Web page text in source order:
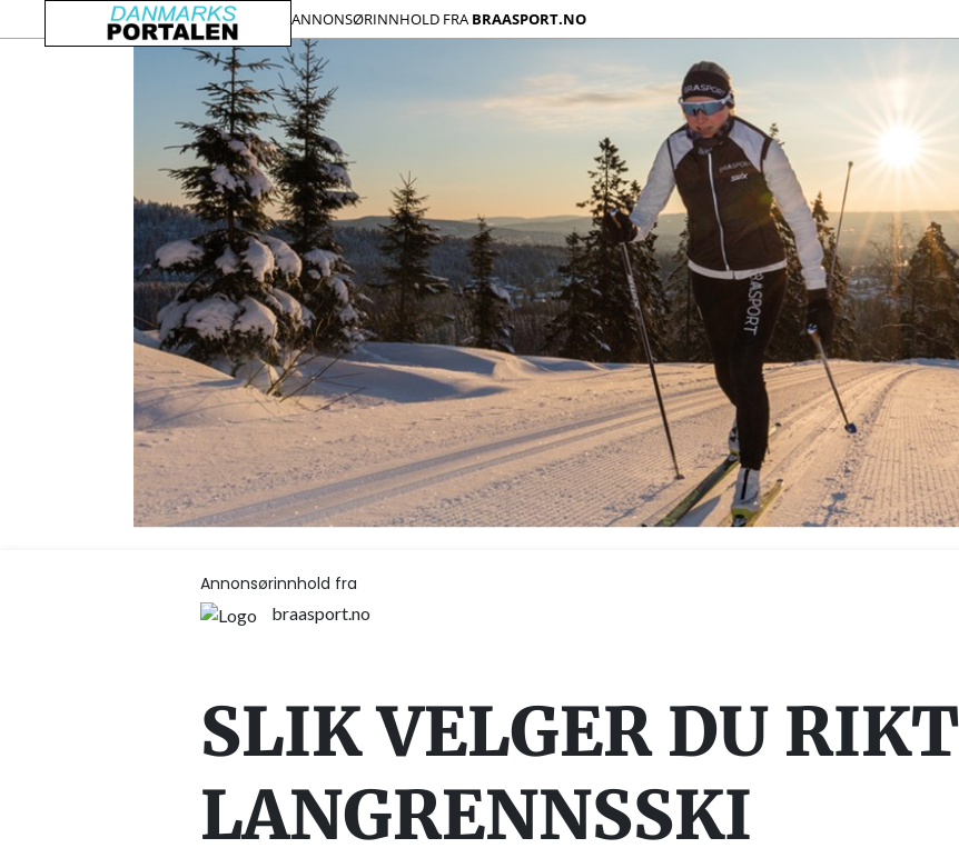
ANNONSØRINNHOLD FRA BRAASPORT.NO
Annonsørinnhold fra
braasport.no
SLIK VELGER DU
LANGRENNSSKI